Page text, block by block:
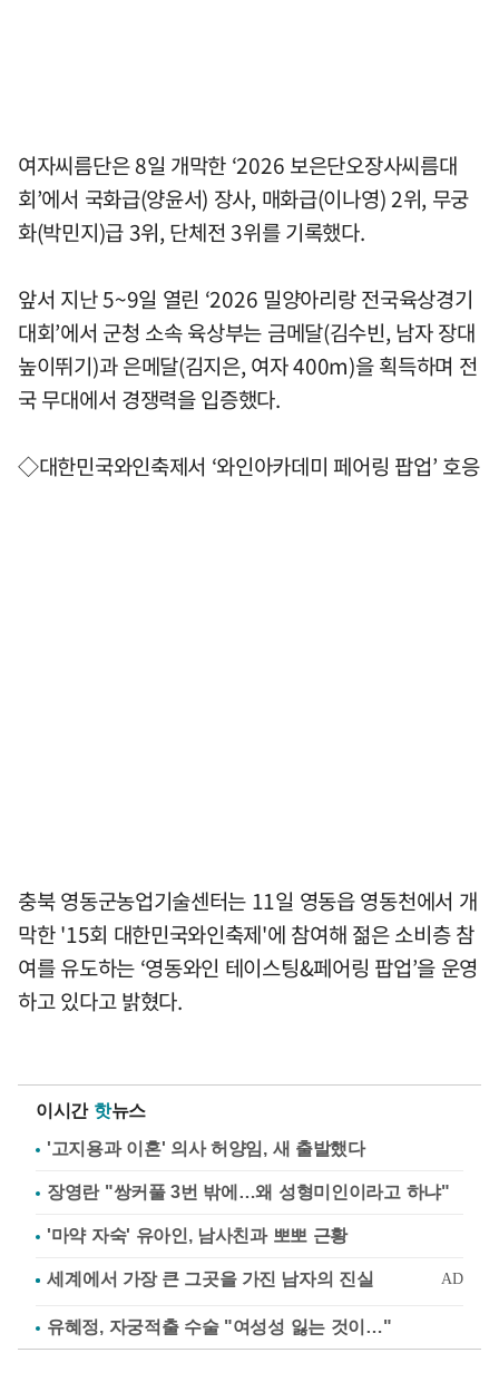
여자씨름단은 8일 개막한 ‘2026 보은단오장사씨름대
회’에서 국화급(양윤서) 장사, 매화급(이나영) 2위, 무궁
화(박민지)급 3위, 단체전 3위를 기록했다.
앞서 지난 5~9일 열린 ‘2026 밀양아리랑 전국육상경기
대회’에서 군청 소속 육상부는 금메달(김수빈, 남자 장대
높이뛰기)과 은메달(김지은, 여자 400m)을 획득하며 전
국 무대에서 경쟁력을 입증했다.
◇대한민국와인축제서 ‘와인아카데미 페어링 팝업’ 호응
충북 영동군농업기술센터는 11일 영동읍 영동천에서 개
막한 '15회 대한민국와인축제'에 참여해 젊은 소비층 참
여를 유도하는 ‘영동와인 테이스팅&페어링 팝업’을 운영
하고 있다고 밝혔다.
이시간 핫뉴스
'고지용과 이혼' 의사 허양임, 새 출발했다
장영란 "쌍커풀 3번 밖에…왜 성형미인이라고 하냐"
'마약 자숙' 유아인, 남사친과 뽀뽀 근황
유혜정, 자궁적출 수술 "여성성 잃는 것이…"